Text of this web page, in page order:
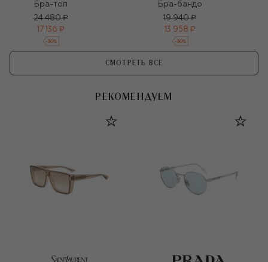
Бра-топ
24 480 ₽
17 136 ₽
-30%
Бра-бандо
19 940 ₽
13 958 ₽
-30%
СМОТРЕТЬ ВСЕ
РЕКОМЕНДУЕМ